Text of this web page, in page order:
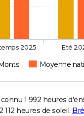
Moyenne
2025 Eté
1 992 heures
heures de soleil.